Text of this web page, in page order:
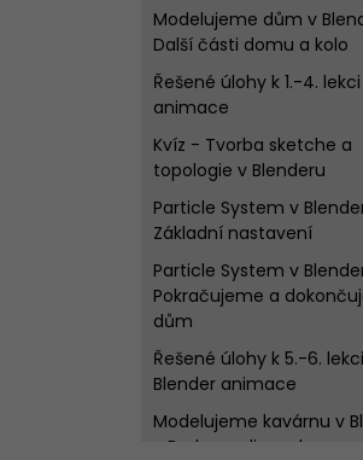
Modelujeme dům v
Další části domu a kolo
Řešené úlohy k 1.-4.
animace
Kvíz - Tvorba sketche a
topologie v Blenderu
Particle System v
Základní nastavení
Particle System v
Pokračujeme a
dům
Řešené úlohy k 5.-6. lekci
Blender animace
Modelujeme kavárnu v
- Budova, ulice a lampy